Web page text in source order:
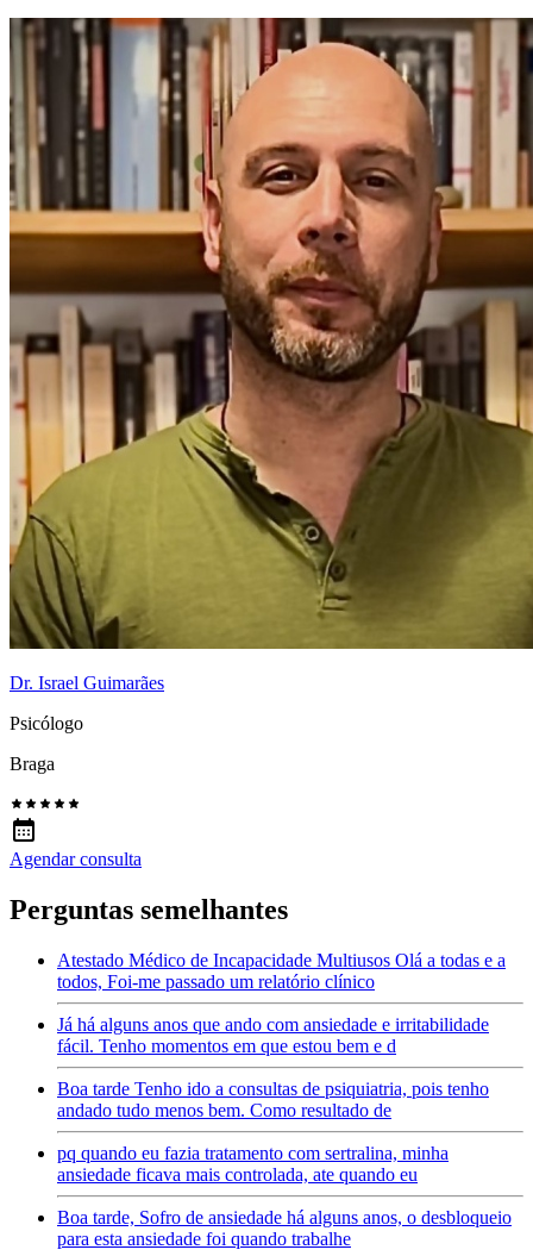
Dr. Israel Guimarães
Psicólogo
Braga
Agendar consulta
Perguntas semelhantes
Atestado Médico de Incapacidade Multiusos Olá a todas e a
todos, Foi-me passado um relatório clínico
Já há alguns anos que ando com ansiedade e irritabilidade
fácil. Tenho momentos em que estou bem e d
Boa tarde Tenho ido a consultas de psiquiatria, pois tenho
andado tudo menos bem. Como resultado de
pq quando eu fazia tratamento com sertralina, minha
ansiedade ficava mais controlada, ate quando eu
Boa tarde, Sofro de ansiedade há alguns anos, o desbloqueio
para esta ansiedade foi quando trabalhe